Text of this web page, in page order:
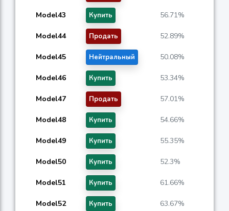
Model43 Купить 56.71%
Model44 Продать 52.89%
Model45 Нейтральный 50.08%
Model46 Купить 53.34%
Model47 Продать 57.01%
Model48 Купить 54.66%
Model49 Купить 55.35%
Model50 Купить 52.3%
Model51 Купить 61.66%
Model52 Купить 63.67%